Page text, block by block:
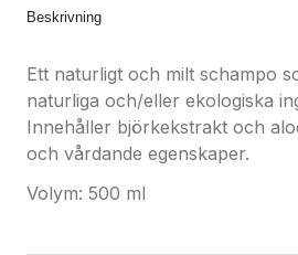
Beskrivning
Ett naturligt och milt schampo
naturliga och/eller ekologiska
Innehåller björkekstrakt och
och vårdande egenskaper.
Volym: 500 ml